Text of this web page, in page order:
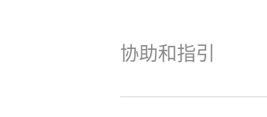
协助和指引